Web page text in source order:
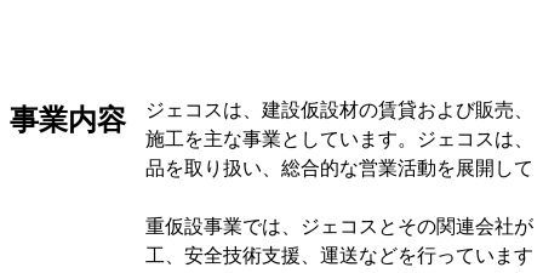
事業内容
ジェコスは、建設仮設材の賃貸および販売、
施工を主な事業としています。ジェコスは、
品を取り扱い、総合的な営業活動を展開して
重仮設事業では、ジェコスとその関連会社が
工、安全技術支援、運送などを行っています